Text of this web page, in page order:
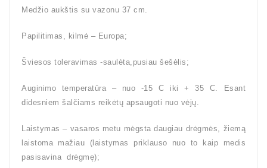
Medžio aukštis su vazonu 37 cm.
Papilitimas, kilmė – Europa;
Šviesos toleravimas -saulėta,pusiau šešėlis;
Auginimo temperatūra – nuo -15 C iki + 35 C. Esant
didesniem šalčiams reikėtų apsaugoti nuo vėjų.
Laistymas – vasaros metu mėgsta daugiau drėgmės, žiemą
laistoma mažiau (laistymas priklauso nuo to kaip medis
pasisavina drėgmę);